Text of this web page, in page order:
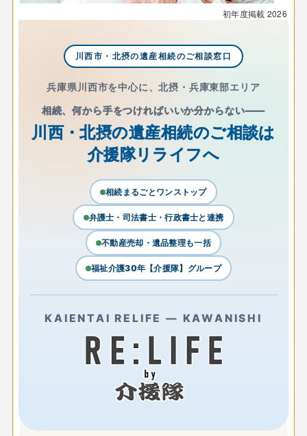
初年度掲載 2026
川西市・北摂の遺産相続のご相談窓口
兵庫県川西市を中心に、北摂・兵庫東部エリア
相続、何から手をつければいいか分からない——
川西・北摂の遺産相続のご相談は
介援隊リライフへ
相続まるごとワンストップ
弁護士・司法書士・行政書士と連携
不動産売却・遺品整理も一括
福祉介護30年【介援隊】グループ
KAIENTAI RELIFE — KAWANISHI